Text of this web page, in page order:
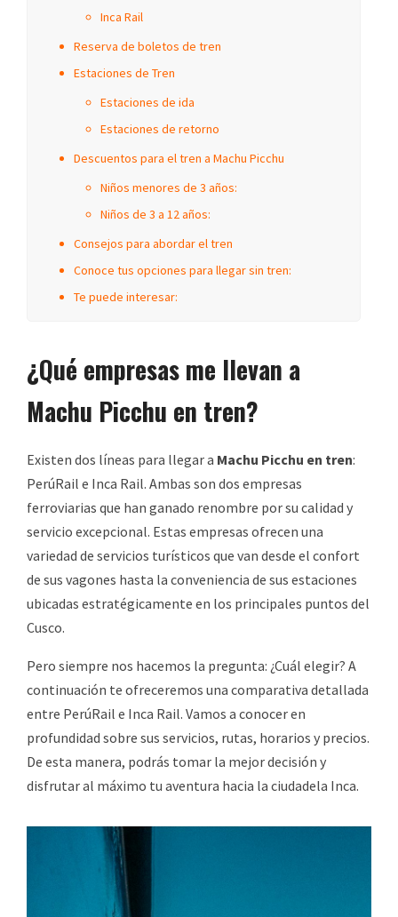
Inca Rail
Reserva de boletos de tren
Estaciones de Tren
Estaciones de ida
Estaciones de retorno
Descuentos para el tren a Machu Picchu
Niños menores de 3 años:
Niños de 3 a 12 años:
Consejos para abordar el tren
Conoce tus opciones para llegar sin tren:
Te puede interesar:
¿Qué empresas me llevan a
Machu Picchu en tren?
Existen dos líneas para llegar a Machu Picchu en tren:
PerúRail e Inca Rail. Ambas son dos empresas
ferroviarias que han ganado renombre por su calidad y
servicio excepcional. Estas empresas ofrecen una
variedad de servicios turísticos que van desde el confort
de sus vagones hasta la conveniencia de sus estaciones
ubicadas estratégicamente en los principales puntos del
Cusco.
Pero siempre nos hacemos la pregunta: ¿Cuál elegir? A
continuación te ofreceremos una comparativa detallada
entre PerúRail e Inca Rail. Vamos a conocer en
profundidad sobre sus servicios, rutas, horarios y precios.
De esta manera, podrás tomar la mejor decisión y
disfrutar al máximo tu aventura hacia la ciudadela Inca.